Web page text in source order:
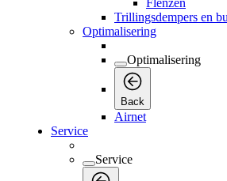
Flenzen
Trillingsdempers en
Optimalisering
Optimalisering
Back
Airnet
Service
Service